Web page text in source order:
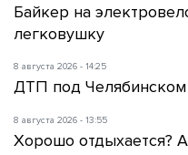
Байкер на
легковушку
8 августа 2026 - 14:25
ДТП под Челябинском
8 августа 2026 - 13:55
Хорошо отдыхается?